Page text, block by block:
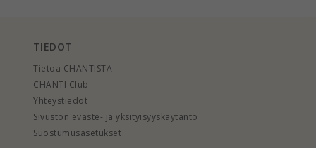
TIEDOT
Tietoa CHANTISTA
CHANTI Club
Yhteystiedot
Sivuston eväste- ja yksityisyyskäytäntö
Suostumusasetukset